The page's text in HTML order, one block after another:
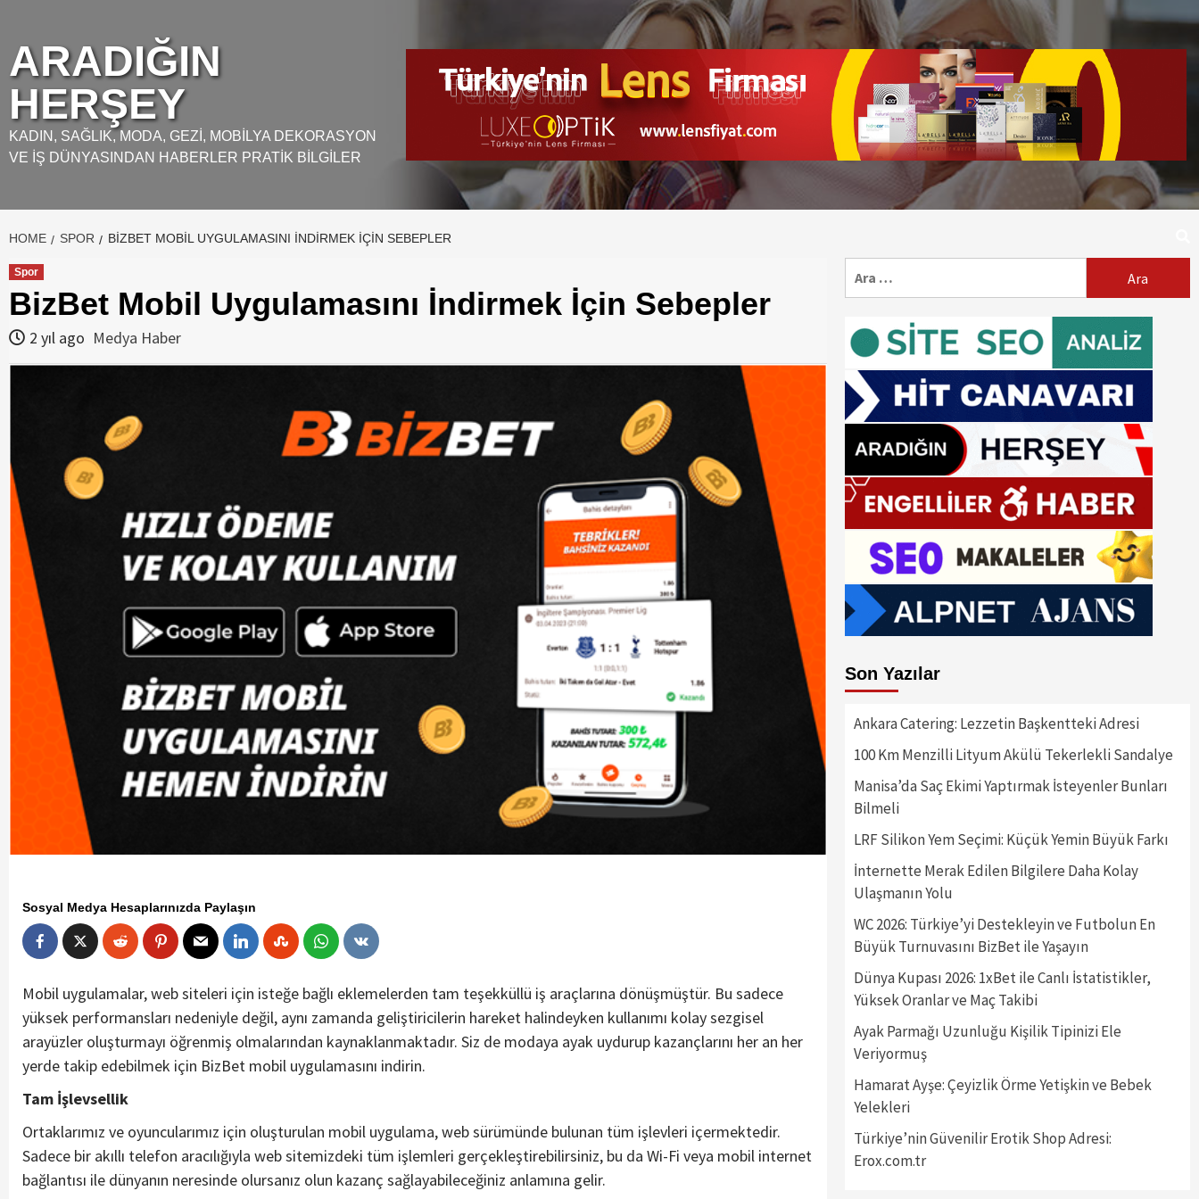
content
ARADIĞIN
HERŞEY
KADIN, SAĞLIK, MODA, GEZI, MOBILYA DEKORASYON
VE İŞ DÜNYASINDAN HABERLER PRATIK BILGILER
HOME SPOR BIZBET MOBIL UYGULAMASINI İNDIRMEK İÇIN SEBEPLER
Spor
BizBet Mobil Uygulamasını İndirmek İçin Sebepler
2 yıl ago Medya Haber
Sosyal Medya Hesaplarınızda Paylaşın
Mobil uygulamalar, web siteleri için isteğe bağlı eklemelerden tam teşekküllü iş araçlarına dönüşmüştür. Bu sadece
yüksek performansları nedeniyle değil, aynı zamanda geliştiricilerin hareket halindeyken kullanımı kolay sezgisel
arayüzler oluşturmayı öğrenmiş olmalarından kaynaklanmaktadır. Siz de modaya ayak uydurup kazançlarını her an her
yerde takip edebilmek için BizBet mobil uygulamasını indirin.
Tam İşlevsellik
Ortaklarımız ve oyuncularımız için oluşturulan mobil uygulama, web sürümünde bulunan tüm işlevleri içermektedir.
Sadece bir akıllı telefon aracılığıyla web sitemizdeki tüm işlemleri gerçekleştirebilirsiniz, bu da Wi-Fi veya mobil internet
bağlantısı ile dünyanın neresinde olursanız olun kazanç sağlayabileceğiniz anlamına gelir.
Son Yazılar
Ankara Catering: Lezzetin Başkentteki Adresi
100 Km Menzilli Lityum Akülü Tekerlekli Sandalye
Manisa’da Saç Ekimi Yaptırmak İsteyenler Bunları
Bilmeli
LRF Silikon Yem Seçimi: Küçük Yemin Büyük Farkı
İnternette Merak Edilen Bilgilere Daha Kolay
Ulaşmanın Yolu
WC 2026: Türkiye’yi Destekleyin ve Futbolun En
Büyük Turnuvasını BizBet ile Yaşayın
Dünya Kupası 2026: 1xBet ile Canlı İstatistikler,
Yüksek Oranlar ve Maç Takibi
Ayak Parmağı Uzunluğu Kişilik Tipinizi Ele
Veriyormuş
Hamarat Ayşe: Çeyizlik Örme Yetişkin ve Bebek
Yelekleri
Türkiye’nin Güvenilir Erotik Shop Adresi:
Erox.com.tr